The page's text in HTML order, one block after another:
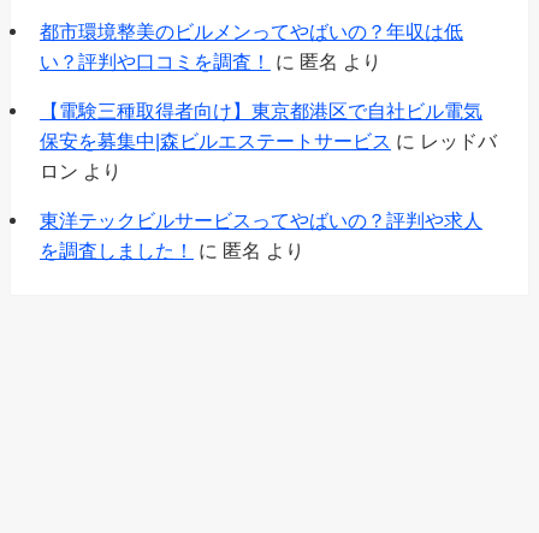
都市環境整美のビルメンってやばいの？年収は低
い？評判や口コミを調査！
に 匿名 より
【電験三種取得者向け】東京都港区で自社ビル電気
保安を募集中|森ビルエステートサービス に レッドバ
ロン より
東洋テックビルサービスってやばいの？評判や求人
を調査しました！
に 匿名 より